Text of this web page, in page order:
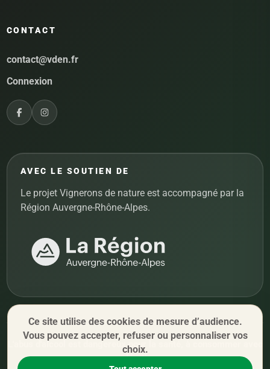
CONTACT
contact@vden.fr
Connexion
AVEC LE SOUTIEN DE
Le projet Vignerons de nature est accompagné par la
Région Auvergne-Rhône-Alpes.
L'abus d'alcool est dangereux pour la santé, à consommer avec
modération.
Ce site utilise des cookies de mesure d’audience.
Vous pouvez accepter, refuser ou personnaliser vos
choix.